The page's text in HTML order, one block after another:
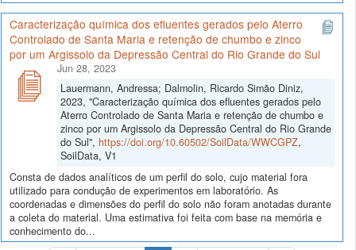
Caracterização química dos efluentes gerados pelo Aterro
Controlado de Santa Maria e retenção de chumbo e zinco
por um Argissolo da Depressão Central do Rio Grande do Sul
Jun 28, 2023
Lauermann, Andressa; Dalmolin, Ricardo Simão Diniz,
2023, "Caracterização química dos efluentes gerados pelo
Aterro Controlado de Santa Maria e retenção de chumbo e
zinco por um Argissolo da Depressão Central do Rio Grande
do Sul", https://doi.org/10.60502/SoilData/WWCGPZ,
SoilData, V1
Consta de dados analíticos de um perfil do solo, cujo material fora
utilizado para condução de experimentos em laboratório. As
coordenadas e dimensões do perfil do solo não foram anotadas durante
a coleta do material. Uma estimativa foi feita com base na memória e
conhecimento do...